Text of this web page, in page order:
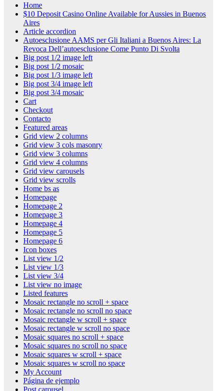
Home
$10 Deposit Casino Online Available for Aussies in Buenos
Aires
Article accordion
Autoesclusione AAMS per Gli Italiani a Buenos Aires: La
Revoca Dell’autoesclusione Come Punto Di Svolta
Big post 1/2 image left
Big post 1/2 mosaic
Big post 1/3 image left
Big post 3/4 image left
Big post 3/4 mosaic
Cart
Checkout
Contacto
Featured areas
Grid view 2 columns
Grid view 3 cols masonry
Grid view 3 columns
Grid view 4 columns
Grid view carousels
Grid view scrolls
Home bs as
Homepage
Homepage 2
Homepage 3
Homepage 4
Homepage 5
Homepage 6
Icon boxes
List view 1/2
List view 1/3
List view 3/4
List view no image
Listed features
Mosaic rectangle no scroll + space
Mosaic rectangle no scroll no space
Mosaic rectangle w scroll + space
Mosaic rectangle w scroll no space
Mosaic squares no scroll + space
Mosaic squares no scroll no space
Mosaic squares w scroll + space
Mosaic squares w scroll no space
My Account
Página de ejemplo
Post carousel